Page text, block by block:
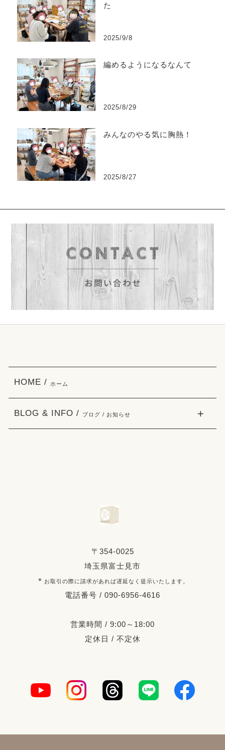
た
2025/9/8
編めるようになるなんて
2025/8/29
みんなのやる気に胸熱！
2025/8/27
〒354-0025
埼玉県富士見市
＊ お取引の際に請求があれば遅延なく提示いたします。
電話番号 / 090-6956-4616
営業時間 / 9:00～18:00
定休日 / 不定休
HOME / ホーム
BLOG & INFO / ブログ / お知らせ